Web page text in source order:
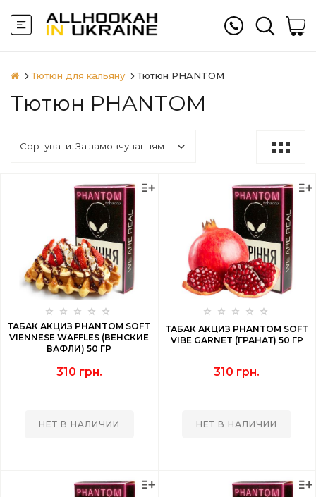
Тютюн для кальяну Тютюн PHANTOM
Тютюн PHANTOM
ТАБАК АКЦИЗ PHANTOM SOFT
VIENNESE WAFFLES (ВЕНСКИЕ
ВАФЛИ) 50 ГР
310 грн.
НЕТ В НАЛИЧИИ
ТАБАК АКЦИЗ PHANTOM SOFT
VIBE GARNET (ГРАНАТ) 50 ГР
310 грн.
НЕТ В НАЛИЧИИ